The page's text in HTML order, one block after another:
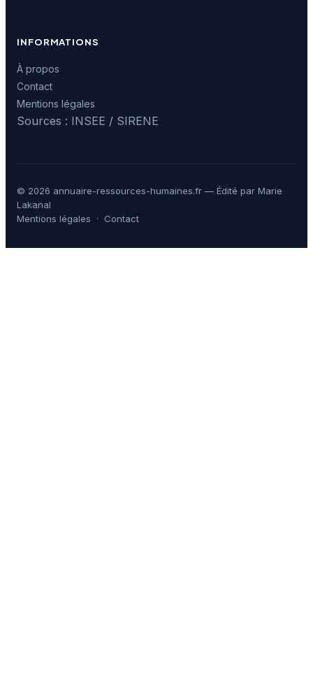
INFORMATIONS
À propos
Contact
Mentions légales
Sources : INSEE / SIRENE
© 2026 annuaire-ressources-humaines.fr — Édité par Marie
Lakanal
Mentions légales · Contact